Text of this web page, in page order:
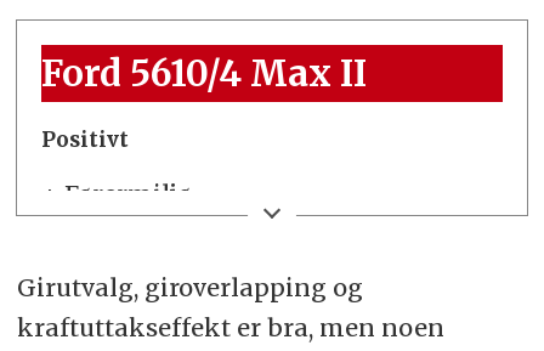
Ford 5610/4 Max II
Positivt
+ Førermiljø
+ Servicevennlighet
Girutvalg, giroverlapping og
kraftuttakseffekt er bra, men noen